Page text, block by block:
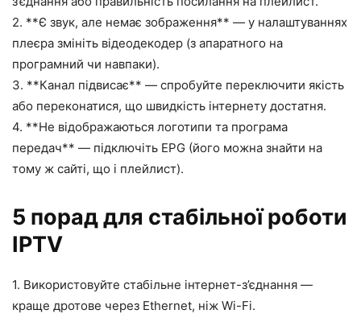
2. **Є звук, але немає зображення** — у налаштуваннях
плеєра змініть відеодекодер (з апаратного на
програмний чи навпаки).
3. **Канал підвисає** — спробуйте переключити якість
або переконатися, що швидкість інтернету достатня.
4. **Не відображаються логотипи та програма
передач** — підключіть EPG (його можна знайти на
тому ж сайті, що і плейлист).
5 порад для стабільної роботи
IPTV
1. Використовуйте стабільне інтернет-з’єднання —
краще дротове через Ethernet, ніж Wi-Fi.